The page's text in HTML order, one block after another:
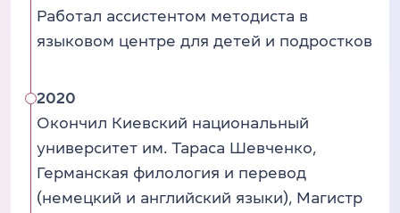
Работал ассистентом методиста в
языковом центре для детей и подростков
2020
Окончил Киевский национальный
университет им. Тараса Шевченко,
Германская филология и перевод
(немецкий и английский языки), Магистр